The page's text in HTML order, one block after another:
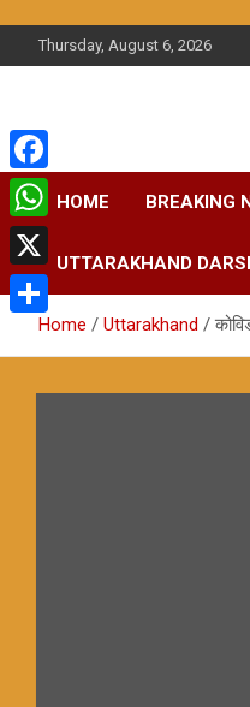
content
Thursday, August 6, 2026
HOME BREAKING
UTTARAKHAND
Home Uttarakhand
F
a
c
e
W
h
a
t
X